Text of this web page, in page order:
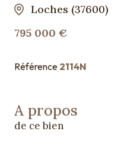
Loches (37600)
795 000 €
Référence 2114N
A propos
de ce bien